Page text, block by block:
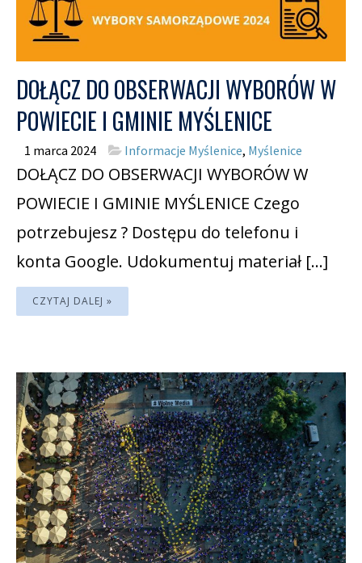
DOŁĄCZ DO OBSERWACJI WYBORÓW W
POWIECIE I GMINIE MYŚLENICE
1 marca 2024 Informacje Myślenice, Myślenice
DOŁĄCZ DO OBSERWACJI WYBORÓW W
POWIECIE I GMINIE MYŚLENICE Czego
potrzebujesz ? Dostępu do telefonu i
konta Google. Udokumentuj materiał […]
CZYTAJ DALEJ »